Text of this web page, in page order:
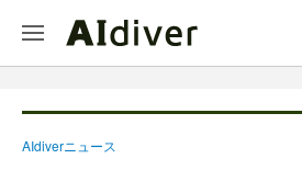
AIdiverニュース